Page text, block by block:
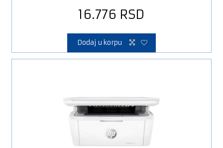
16.776 RSD
Dodaj u korpu